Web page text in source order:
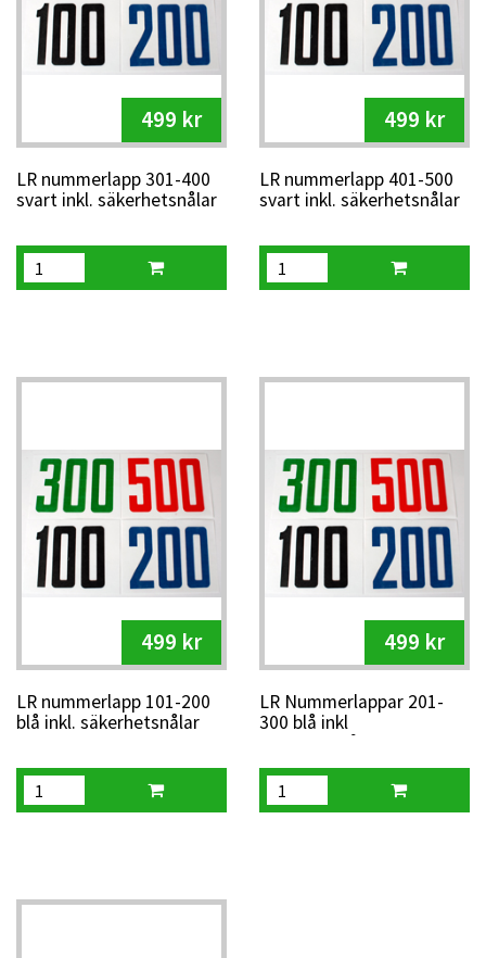
499 kr
LR nummerlapp 301-400
svart inkl. säkerhetsnålar
499 kr
LR nummerlapp 401-500
svart inkl. säkerhetsnålar
499 kr
LR nummerlapp 101-200
blå inkl. säkerhetsnålar
499 kr
LR Nummerlappar 201-
300 blå inkl
säkerhetsnålar